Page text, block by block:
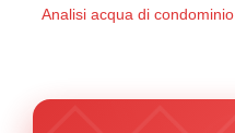
Analisi acqua di condominio